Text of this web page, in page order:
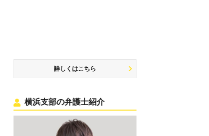
詳しくはこちら
横浜支部の弁護士紹介